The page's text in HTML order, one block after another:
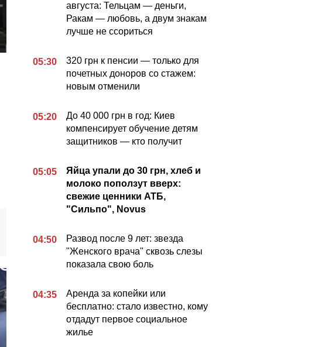
августа: Тельцам — деньги,
Ракам — любовь, а двум знакам
лучше не ссориться
05:30
320 грн к пенсии — только для
почетных доноров со стажем:
новым отменили
05:20
До 40 000 грн в год: Киев
компенсирует обучение детям
защитников — кто получит
05:05
Яйца упали до 30 грн, хлеб и
молоко поползут вверх:
свежие ценники АТБ,
"Сильпо", Novus
04:50
Развод после 9 лет: звезда
"Женского врача" сквозь слезы
показала свою боль
04:35
Аренда за копейки или
бесплатно: стало известно, кому
отдадут первое социальное
жилье